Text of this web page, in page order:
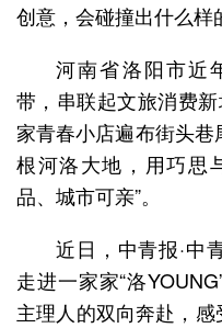
创意，会碰撞出什么样
河南省洛阳市近
带，串联起文旅消费
家青春小店遍布街头
根河洛大地，用巧思
品、城市可亲”。
近日，中青报·中
走进一家家“洛
主理人的双向奔赴，